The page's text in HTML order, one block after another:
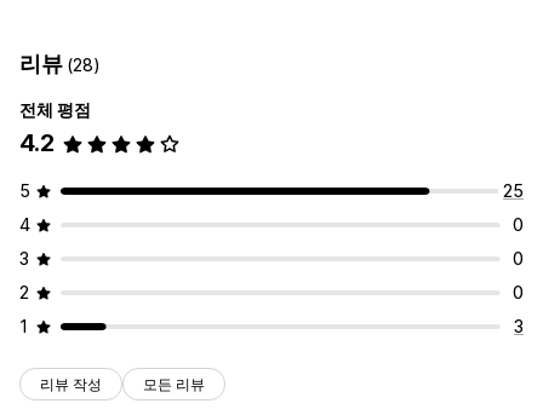
인증
안내
커서 사이즈
읽기 줄 위젯 SEO AI 기반
맞춤 설정
색상 및 글꼴
리뷰 (28)
전체 평점
4.2
5
25
4
0
3
0
2
0
1
3
리뷰 작성 모든 리뷰